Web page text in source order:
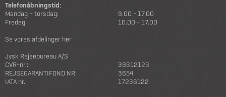
Telefonåbningstid:
Mandag – torsdag:
9.00 - 17.00
Fredag:
10.00 - 17.00
Se vores afdelinger her
Jysk Rejsebureau A/S
CVR-nr.:
39312123
REJSEGARANTIFOND NR:
3654
IATA nr.:
17236122